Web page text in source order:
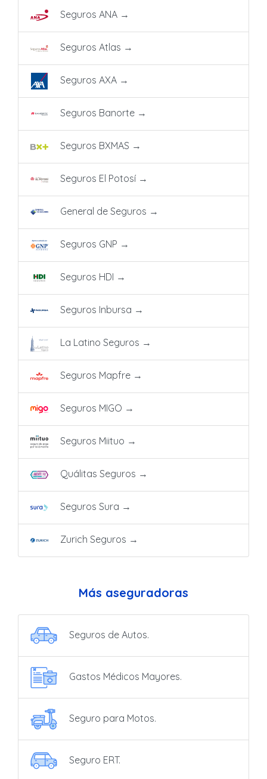
Seguros ANA →
Seguros Atlas →
Seguros AXA →
Seguros Banorte →
Seguros BXMAS →
Seguros El Potosí →
General de Seguros →
Seguros GNP →
Seguros HDI →
Seguros Inbursa →
La Latino Seguros →
Seguros Mapfre →
Seguros MIGO →
Seguros Miituo →
Quálitas Seguros →
Seguros Sura →
Zurich Seguros →
Más aseguradoras
Seguros de Autos.
Gastos Médicos Mayores.
Seguro para Motos.
Seguro ERT.